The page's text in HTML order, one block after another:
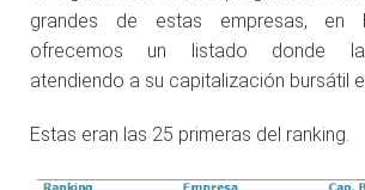
grandes de estas empresas, en
ofrecemos un listado donde
atendiendo a su capitalización bursátil
Estas eran las 25 primeras del ranking.